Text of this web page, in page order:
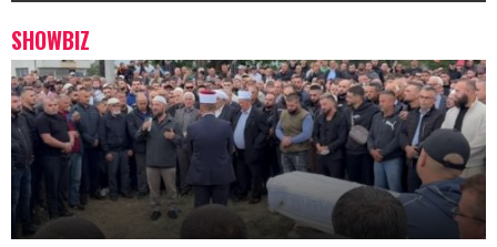
SHOWBIZ